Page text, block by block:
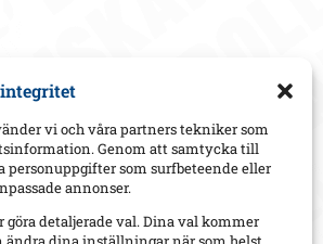
vi och våra partners tekniker som
Genom att samtycka till
personuppgifter som surfbeteende eller
annonser.
detaljerade val. Dina val kommer